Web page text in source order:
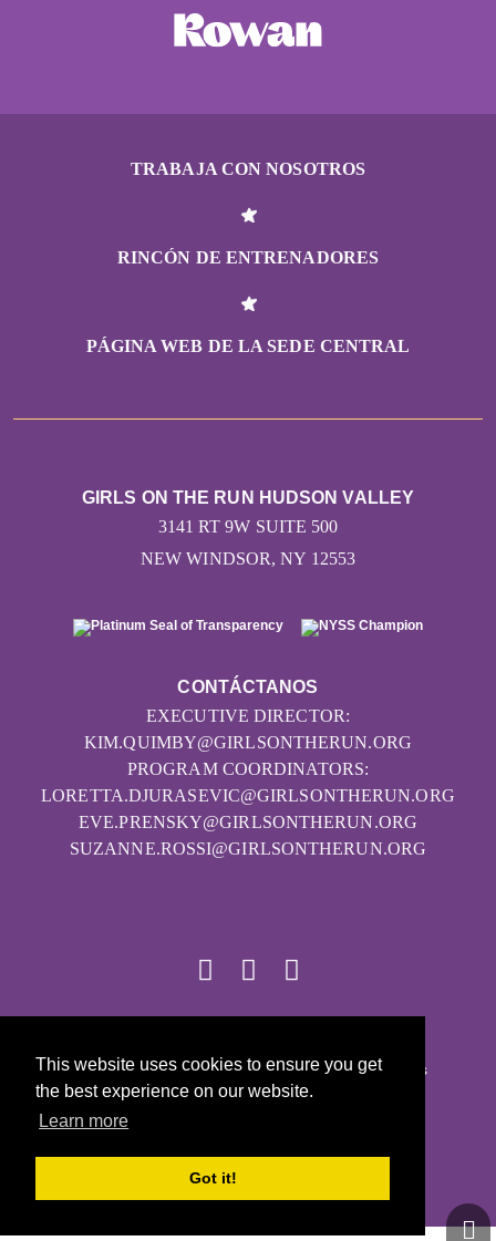
This website uses cookies to ensure you get
the best experience on our website.
Learn more
Got it!
TRABAJA CON NOSOTROS
RINCÓN DE ENTRENADORES
PÁGINA WEB DE LA SEDE CENTRAL
CONTÁCTANOS
EXECUTIVE DIRECTOR:
KIM.QUIMBY@GIRLSONTHERUN.ORG
PROGRAM COORDINATORS:
LORETTA.DJURASEVIC@GIRLSONTHERUN.ORG
EVE.PRENSKY@GIRLSONTHERUN.ORG
SUZANNE.ROSSI@GIRLSONTHERUN.ORG
GIRLS ON THE RUN HUDSON VALLEY
3141 RT 9W SUITE 500
NEW WINDSOR, NY 12553
Girls on the Run - Todos los derechos reservados
POLÍTICA DE PRIVACIDAD
Con la tecnología de Pinwheel.us